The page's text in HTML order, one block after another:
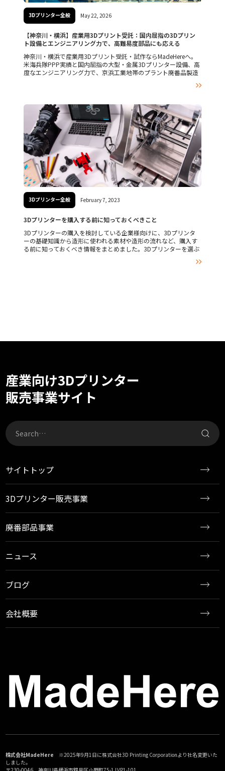
3Dプリンター全般 May 22, 2026
【神奈川・横浜】産業用3Dプリント受託：国内屈指の3Dプリン
ト設備とエンジニアリング力で、高難易度部品にも応える
神奈川・横浜で産業用3Dプリント受託・試作ならMadeHereへ。
米海兵隊PPP実績と国内屈指の大型・金属3Dプリンター設備、高
度なエンジニアリング力で、京浜工業地帯のプラント廃番品製造

3Dプリンター全般 February 7, 2023
3Dプリンターを購入する前に知っておくべきこと
3Dプリンターの購入を検討している企業様向けに、3Dプリンタ
ーの基礎知識から造形に使われる素材や造形の流れなど、購入す
る前に知っておくべき情報をまとめました。3Dプリンターを選ぶ

産業向け3Dプリンター
販売事業サイト
サイトトップ
3Dプリンター販売事業
廃番部品事業
ニュース
ブログ
会社概要
株式会社MadeHere ※2025年9月1日に株式会社3D Printing Corporationより社名変更いた
しました。